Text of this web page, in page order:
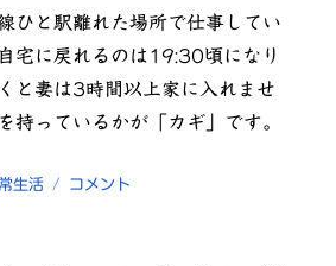
ひと駅離れた場所で仕事してい
宅に戻れるのは19:30頃になり
と妻は3時間以上家に入れませ
持っているかが「カギ」です。
生活
妻
コメント